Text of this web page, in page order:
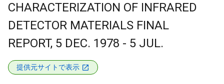
CHARACTERIZATION OF INFRARED
DETECTOR MATERIALS FINAL
REPORT, 5 DEC. 1978 - 5 JUL.
提供元サイトで表示